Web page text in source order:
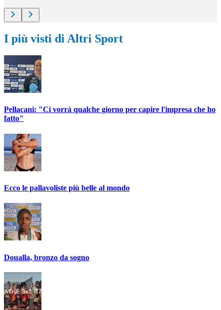
I più visti di Altri Sport
Pellacani: "Ci vorrà qualche giorno per capire l'impresa che ho
fatto"
Ecco le pallavoliste più belle al mondo
Doualla, bronzo da sogno